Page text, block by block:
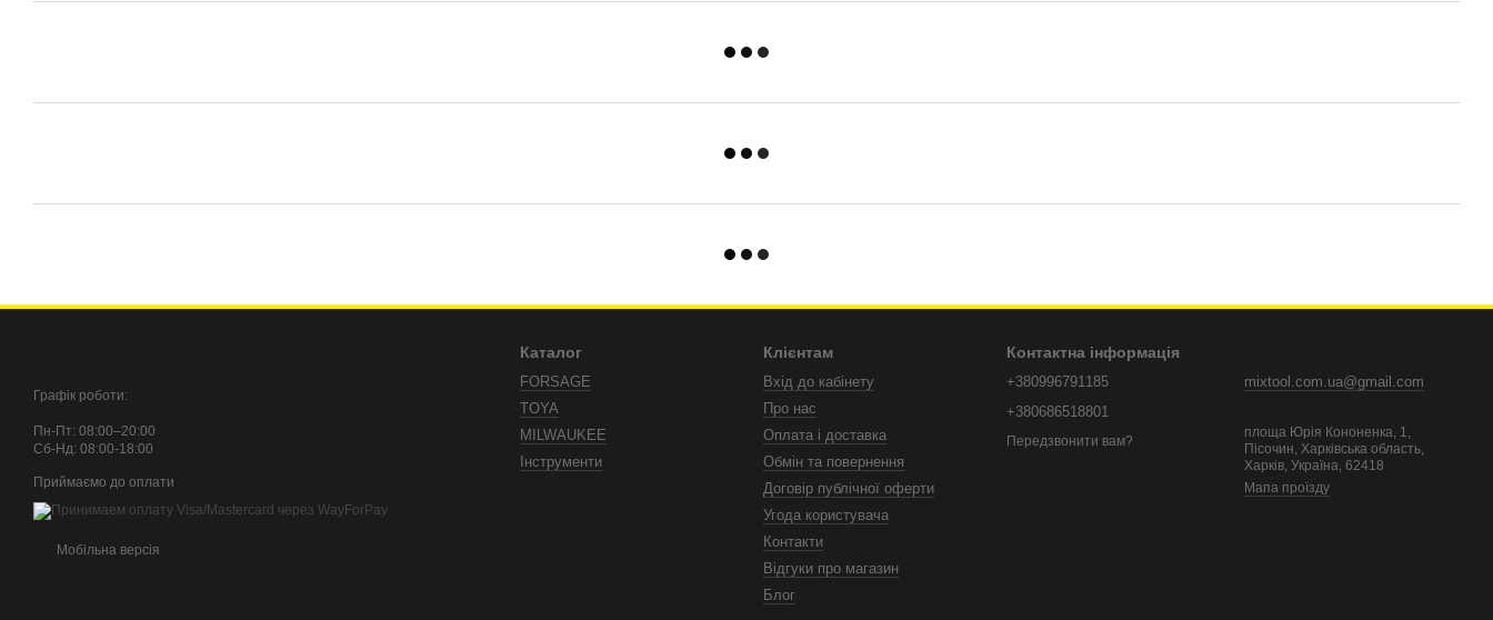
Графік роботи:
Пн-Пт: 08:00–20:00
Сб-Нд: 08:00-18:00
Приймаємо до оплати
Мобільна версія
Каталог
FORSAGE
TOYA
MILWAUKEE
Інструменти
Клієнтам
Вхід до кабінету
Про нас
Оплата і доставка
Обмін та повернення
Договір публічної оферти
Угода користувача
Контакти
Відгуки про магазин
Блог
Контактна інформація
+380996791185
+380686518801
Передзвонити вам?
mixtool.com.ua@gmail.com
площа Юрія Кононенка, 1,
Пісочин, Харківська область,
Харків, Україна, 62418
Мапа проїзду